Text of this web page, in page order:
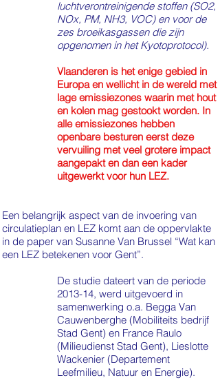
luchtverontreinigende stoffen (SO2,
NOx, PM, NH3, VOC) en voor de
zes broeikasgassen die zijn
opgenomen in het Kyotoprotocol).
Vlaanderen is het enige gebied in
Europa en wellicht in de wereld met
lage emissiezones waarin met hout
en kolen mag gestookt worden. In
alle emissiezones hebben
openbare besturen eerst deze
vervuiling met veel grotere impact
aangepakt en dan een kader
uitgewerkt voor hun LEZ.
Een belangrijk aspect van de invoering van
circulatieplan en LEZ komt aan de oppervlakte
in de paper van Susanne Van Brussel “Wat kan
een LEZ betekenen voor Gent”.
De studie dateert van de periode
2013-14, werd uitgevoerd in
samenwerking o.a. Begga Van
Cauwenberghe (Mobiliteits bedrijf
Stad Gent) en France Raulo
(Milieudienst Stad Gent), Lieslotte
Wackenier (Departement
Leefmilieu, Natuur en Energie).